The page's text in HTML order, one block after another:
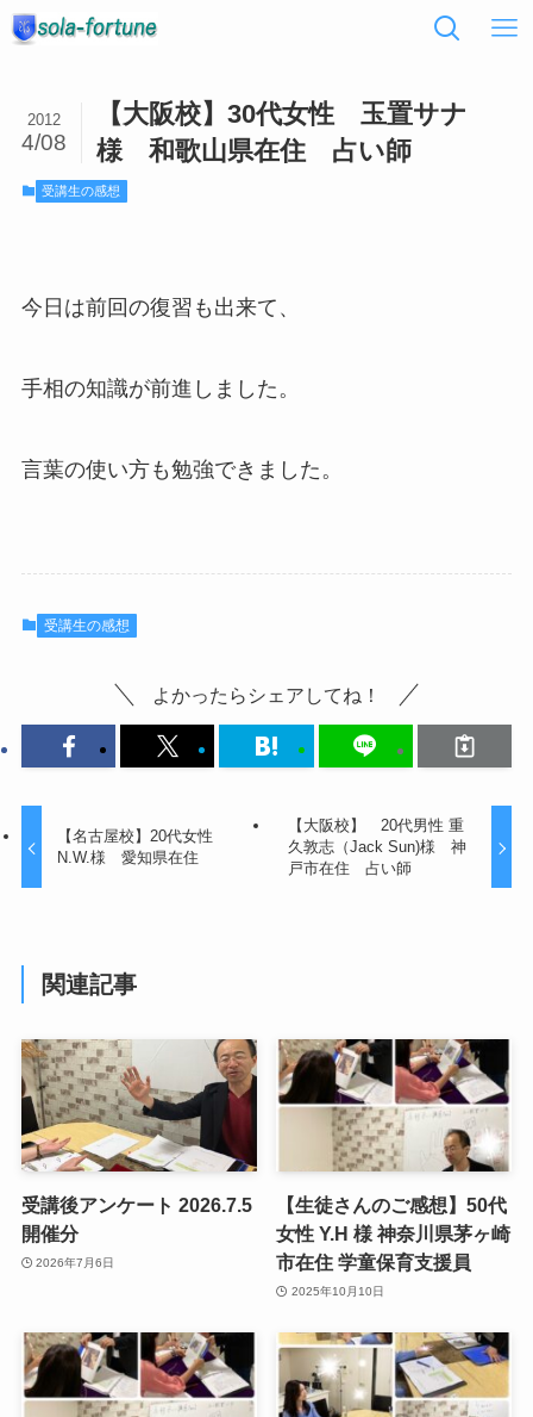
【大阪校】30代女性 玉置サナ
様 和歌山県在住 占い師
2012
4/08
受講生の感想
今日は前回の復習も出来て、
手相の知識が前進しました。
言葉の使い方も勉強できました。
受講生の感想
よかったらシェアしてね！
【名古屋校】20代女性
N.W.様 愛知県在住
【大阪校】 20代男性 重
久敦志（Jack Sun)様 神
戸市在住 占い師
関連記事
受講後アンケート 2026.7.5
開催分
2026年7月6日
【生徒さんのご感想】50代
女性 Y.H 様 神奈川県茅ヶ崎
市在住 学童保育支援員
2025年10月10日